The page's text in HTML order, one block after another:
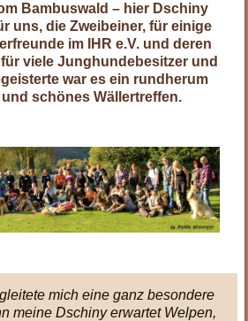
Bambuswald – hier Dschiny
uns, die Zweibeiner, für einige
im IHR e.V. und deren
viele Junghundebesitzer und
war es ein rundherum
schönes Wällertreffen.
mich eine ganz besondere
meine Dschiny erwartet Welpen,